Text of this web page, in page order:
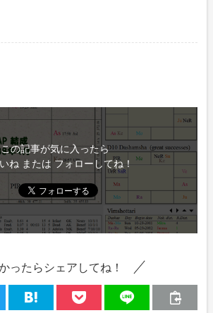
この記事が気に入ったら
ね または フォローしてね！
ったらシェアしてね！